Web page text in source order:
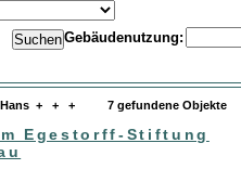
Gebäudenutzung:
Hans + + + 7 gefundene Objekte
Egestorff-Stiftung